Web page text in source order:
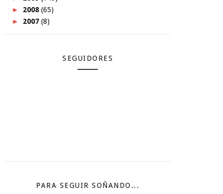
► 2008 (65)
► 2007 (8)
SEGUIDORES
PARA SEGUIR SOÑANDO...